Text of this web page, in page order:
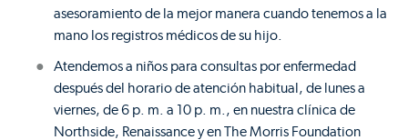
asesoramiento de la mejor manera cuando tenemos a la
mano los registros médicos de su hijo.
Atendemos a niños para consultas por enfermedad
después del horario de atención habitual, de lunes a
viernes, de 6 p. m. a 10 p. m., en nuestra clínica de
Northside, Renaissance y en The Morris Foundation